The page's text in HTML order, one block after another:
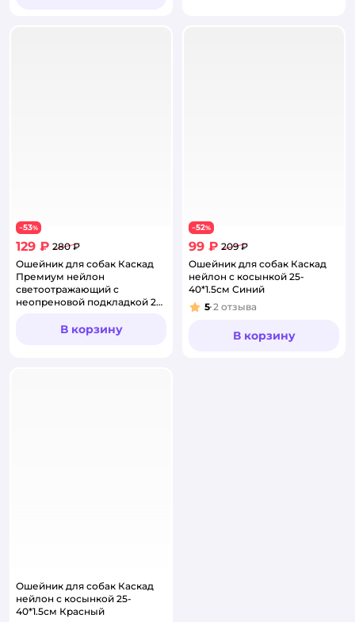
−53%
129 ₽ 280 ₽
Ошейник для собак Каскад
Премиум нейлон
светоотражающий с
неопреновой подкладкой 26-
В корзину
−52%
99 ₽ 209 ₽
Ошейник для собак Каскад
нейлон с косынкой 25-
40*1.5см Синий
Рейтинг:
5 2 отзыва
В корзину
Ошейник для собак Каскад
нейлон с косынкой 25-
40*1.5см Красный